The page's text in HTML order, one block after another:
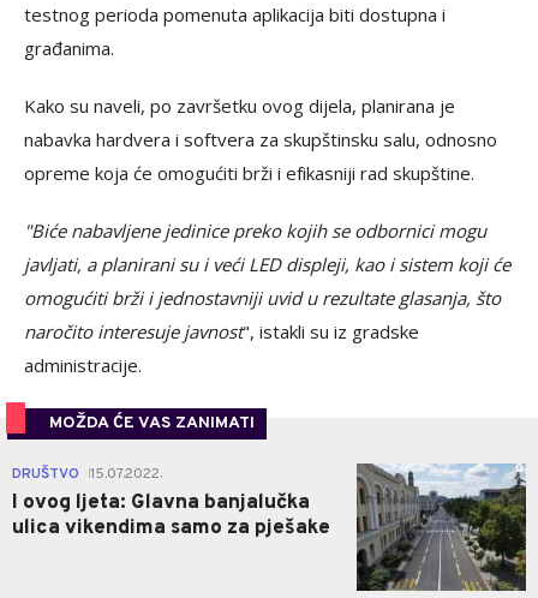
testnog perioda pomenuta aplikacija biti dostupna i
građanima.
Kako su naveli, po završetku ovog dijela, planirana je
nabavka hardvera i softvera za skupštinsku salu, odnosno
opreme koja će omogućiti brži i efikasniji rad skupštine.
"Biće nabavljene jedinice preko kojih se odbornici mogu
javljati, a planirani su i veći LED displeji, kao i sistem koji će
omogućiti brži i jednostavniji uvid u rezultate glasanja, što
naročito interesuje javnost", istakli su iz gradske
administracije.
MOŽDA ĆE VAS ZANIMATI
DRUŠTVO 15.07.2022.
I ovog ljeta: Glavna banjalučka
ulica vikendima samo za pješake
0